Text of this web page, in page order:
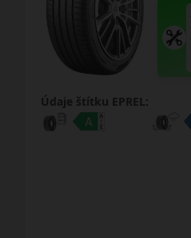
Údaje štítku EPREL: